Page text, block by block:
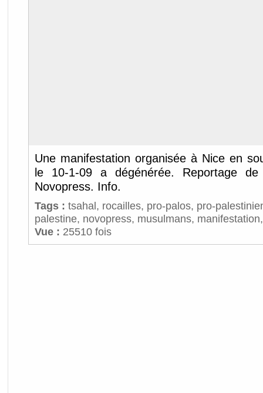
Une manifestation organisée à Nice en
le 10-1-09 a dégénérée. Reportage
Novopress. Info.
Tags : tsahal, rocailles, pro-palos, pro-
palestine, novopress, musulmans, manifestation
Vue : 25510 fois